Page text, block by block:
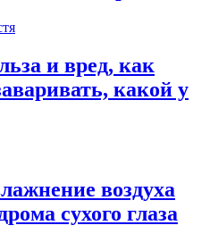
и вред, как
какой у
воздуха
сухого глаза